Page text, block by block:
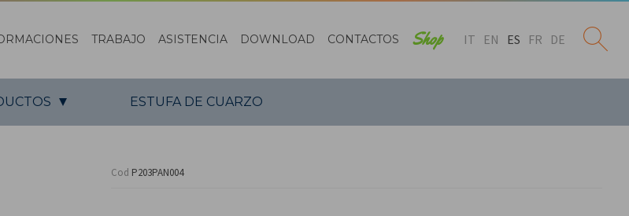
TRABAJO ASISTENCIA DOWNLOAD CONTACTOS Shop IT EN ES FR DE
ESTUFA DE CUARZO
Cod P203PAN004